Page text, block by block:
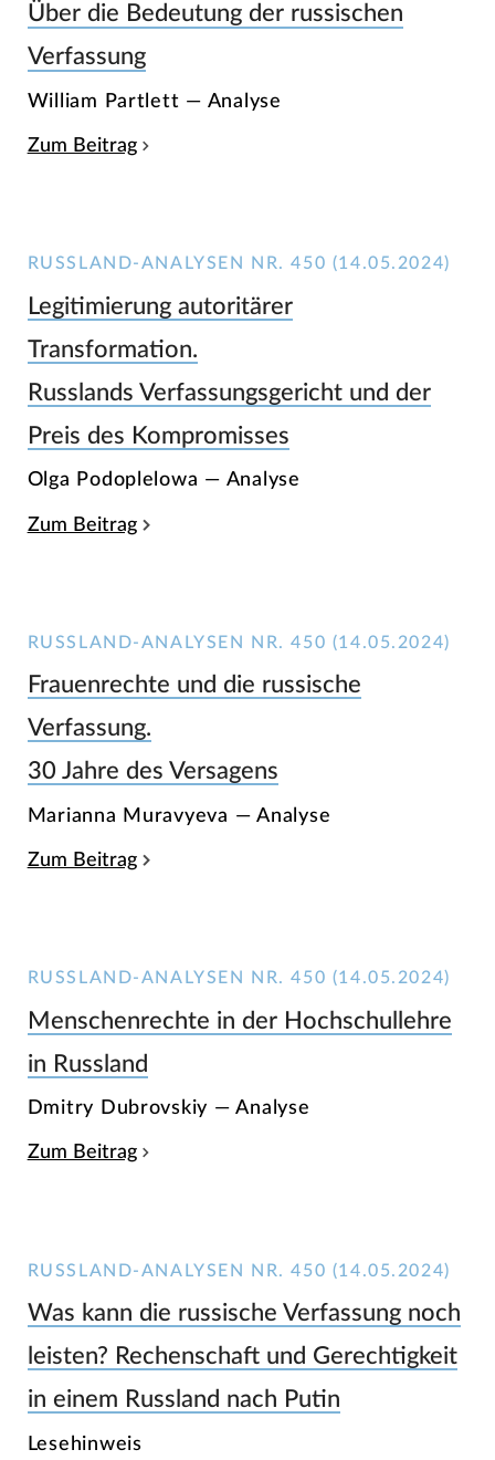
Über die Bedeutung der russischen
Verfassung
William Partlett — Analyse
Zum Beitrag
RUSSLAND-ANALYSEN NR. 450 (14.05.2024)
Legitimierung autoritärer
Transformation.
Russlands Verfassungsgericht und der
Preis des Kompromisses
Olga Podoplelowa — Analyse
Zum Beitrag
RUSSLAND-ANALYSEN NR. 450 (14.05.2024)
Frauenrechte und die russische
Verfassung.
30 Jahre des Versagens
Marianna Muravyeva — Analyse
Zum Beitrag
RUSSLAND-ANALYSEN NR. 450 (14.05.2024)
Menschenrechte in der Hochschullehre
in Russland
Dmitry Dubrovskiy — Analyse
Zum Beitrag
RUSSLAND-ANALYSEN NR. 450 (14.05.2024)
Was kann die russische Verfassung noch
leisten? Rechenschaft und Gerechtigkeit
in einem Russland nach Putin
Lesehinweis